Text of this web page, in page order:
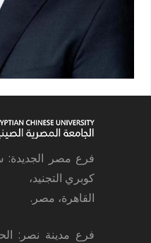
فرع مصر
كوبري التجنيد،
القاهرة، مصر.
فرع مدينة نصر: